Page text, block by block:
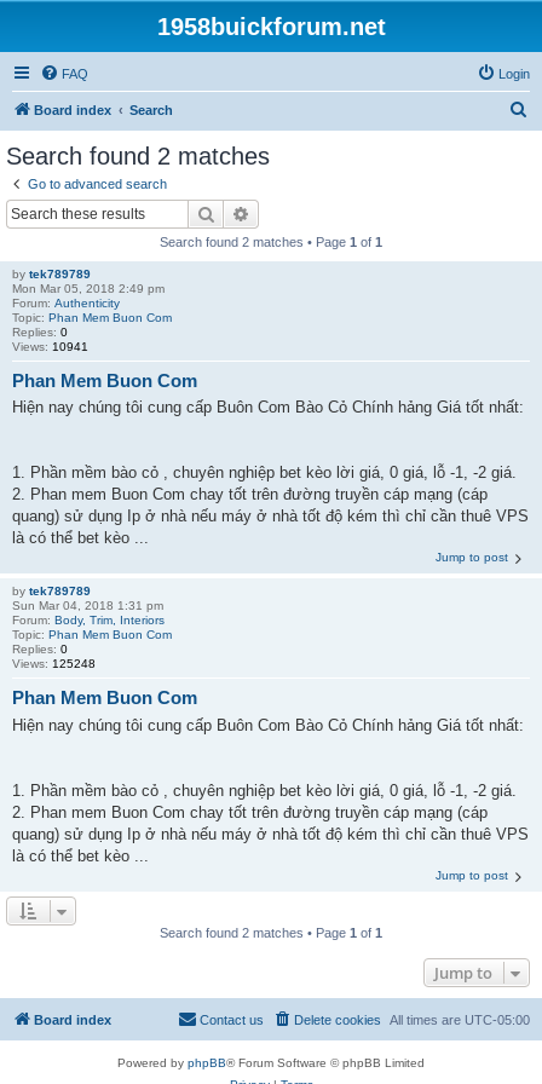
1958buickforum.net
FAQ Login
Board index Search
Search found 2 matches
Go to advanced search
Search
Search found 2 matches • Page 1 of 1
by tek789789
Mon Mar 05, 2018 2:49 pm
Forum: Authenticity
Topic: Phan Mem Buon Com
Replies: 0
Views: 10941
Phan Mem Buon Com
Hiện nay chúng tôi cung cấp Buôn Com Bào Cỏ Chính hảng Giá tốt nhất:
1. Phần mềm bào cỏ , chuyên nghiệp bet kèo lời giá, 0 giá, lỗ -1, -2 giá.
2. Phan mem Buon Com chay tốt trên đường truyền cáp mạng (cáp
quang) sử dụng Ip ở nhà nếu máy ở nhà tốt độ kém thì chỉ cần thuê VPS
là có thể bet kèo ...
Jump to post
by tek789789
Sun Mar 04, 2018 1:31 pm
Forum: Body, Trim, Interiors
Topic: Phan Mem Buon Com
Replies: 0
Views: 125248
Phan Mem Buon Com
Hiện nay chúng tôi cung cấp Buôn Com Bào Cỏ Chính hảng Giá tốt nhất:
1. Phần mềm bào cỏ , chuyên nghiệp bet kèo lời giá, 0 giá, lỗ -1, -2 giá.
2. Phan mem Buon Com chay tốt trên đường truyền cáp mạng (cáp
quang) sử dụng Ip ở nhà nếu máy ở nhà tốt độ kém thì chỉ cần thuê VPS
là có thể bet kèo ...
Jump to post
Search found 2 matches • Page 1 of 1
Jump to
Board index All times are UTC-05:00
Delete cookies
Contact us
Powered by phpBB® Forum Software © phpBB Limited